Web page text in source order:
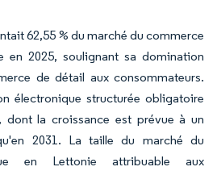
62,55 % du marché du commerce
en 2025, soulignant sa domination
de détail aux consommateurs.
électronique structurée obligatoire
dont la croissance est prévue à un
2031. La taille du marché du
en Lettonie attribuable aux